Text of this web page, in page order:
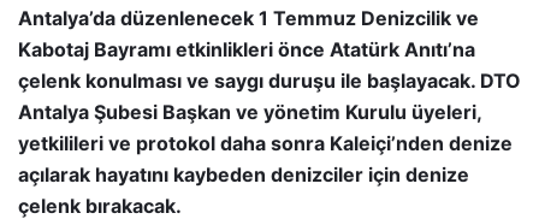
Antalya’da düzenlenecek 1 Temmuz Denizcilik ve
Kabotaj Bayramı etkinlikleri önce Atatürk Anıtı’na
çelenk konulması ve saygı duruşu ile başlayacak. DTO
Antalya Şubesi Başkan ve yönetim Kurulu üyeleri,
yetkilileri ve protokol daha sonra Kaleiçi’nden denize
açılarak hayatını kaybeden denizciler için denize
çelenk bırakacak.